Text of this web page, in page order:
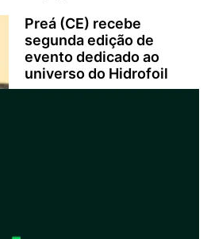
Preá (CE) recebe
segunda edição de
evento dedicado ao
universo do Hidrofoil